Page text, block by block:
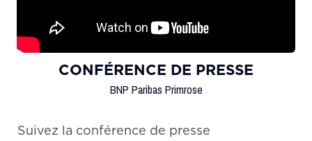
CONFÉRENCE DE PRESSE
BNP Paribas Primrose
Suivez la conférence de presse